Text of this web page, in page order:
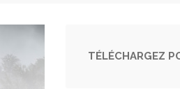
TÉLÉCHARGEZ